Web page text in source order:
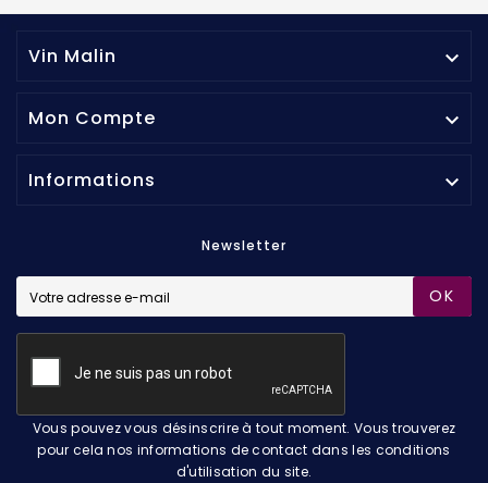
Vin Malin 
Mon Compte 
Informations 
Newsletter
OK
Vous pouvez vous désinscrire à tout moment. Vous trouverez
pour cela nos informations de contact dans les conditions
d'utilisation du site.